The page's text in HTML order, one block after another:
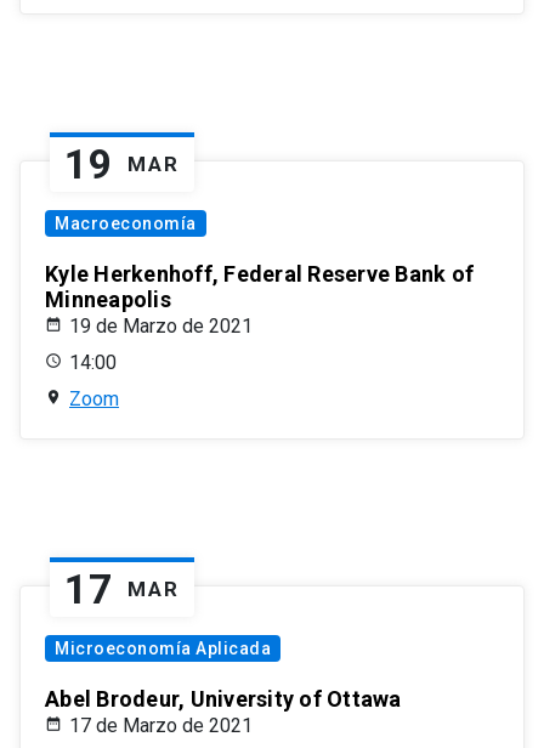
19 MAR
Macroeconomía
Kyle Herkenhoff, Federal Reserve Bank of
Minneapolis
19 de Marzo de 2021
14:00
Zoom
17 MAR
Microeconomía Aplicada
Abel Brodeur, University of Ottawa
17 de Marzo de 2021